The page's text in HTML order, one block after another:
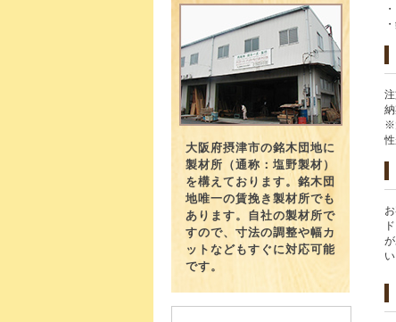
※
大阪府摂津市の銘木団地に
製材所（通称：塩野製材）
を構えております。銘木団
地唯一の賃挽き製材所でも
あります。自社の製材所で
すので、寸法の調整や幅カ
ットなどもすぐに対応可能
です。